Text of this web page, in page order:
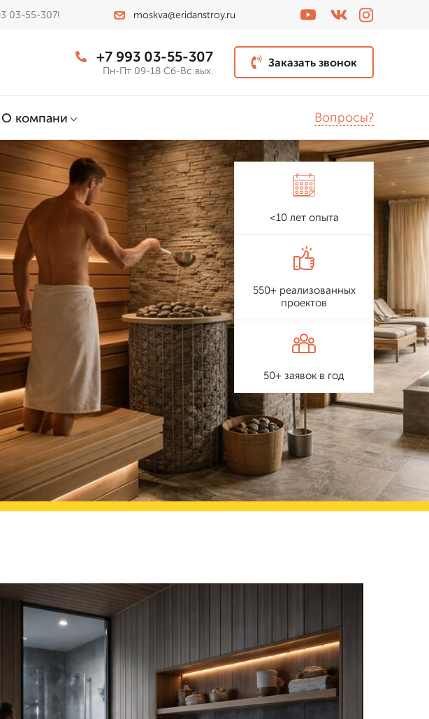
03-55-307! moskva@eridanstroy.ru
+7 993 03-55-307
Пн-Пт 09-18 Сб-Вс вых.
Заказать звонок
О компани Вопросы?
<10 лет опыта
550+ реализованных
проектов
50+ заявок в год